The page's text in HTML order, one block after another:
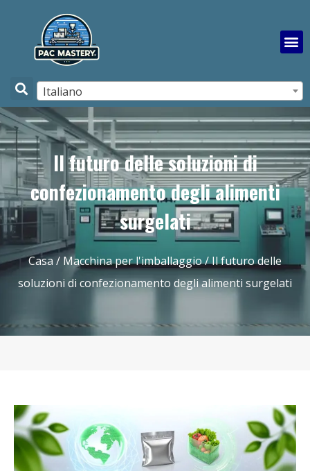
Italiano
Il futuro delle soluzioni di
confezionamento degli alimenti
surgelati
Casa/ Macchina per l'imballaggio/ Il futuro delle
soluzioni di confezionamento degli alimenti surgelati